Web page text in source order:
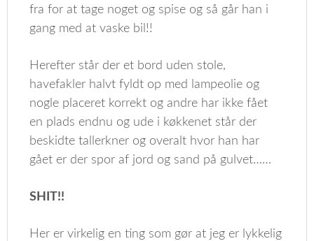
fra for at tage noget og spise og så går han i
gang med at vaske bil!!
Herefter står der et bord uden stole,
havefakler halvt fyldt op med lampeolie og
nogle placeret korrekt og andre har ikke fået
en plads endnu og ude i køkkenet står der
beskidte tallerkner og overalt hvor han har
gået er der spor af jord og sand på gulvet……
SHIT!!
Her er virkelig en ting som gør at jeg er lykkelig